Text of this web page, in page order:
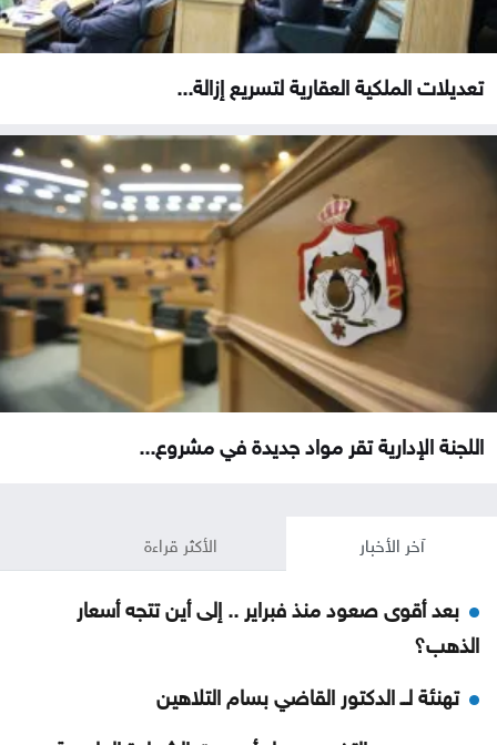
تعديلات الملكية العقارية لتسريع إزالة...
اللجنة الإدارية تقر مواد جديدة في مشروع...
آخر الأخبار الأكثر قراءة
بعد أقوى صعود منذ فبراير .. إلى أين تتجه أسعار
الذهب؟
تهنئة لــ الدكتور القاضي بسام التلاهين